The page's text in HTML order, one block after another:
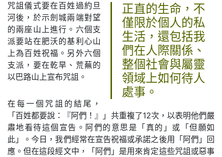
正直的生命，不
僅限於個人的私
生活，還包括我
們在人際關係、
整個社會與屬靈
領域上如何待人
處事。
咒詛儀式要在百姓過約旦
河後，於示劍城兩端對望
的兩座山上進行。六個支
派要站在肥沃的基利心山
上為百姓祝福。另外六個
支派，要在乾旱、荒蕪的
以巴路山上宣布咒詛。
在每一個咒詛的結尾，
「百姓都要說：『阿們！』」共重複了12次，以表明他們嚴
肅地看待這個宣告。阿們的意思是「真的」或「但願如
此」。今日，我們經常在宣告祝福或承諾之後用「阿們」回
應。但在這段經文中，「阿們」是用來肯定這些咒詛或惡事